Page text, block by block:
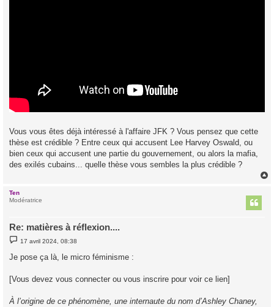
Vous vous êtes déjà intéressé à l'affaire JFK ? Vous pensez que cette
thèse est crédible ? Entre ceux qui accusent Lee Harvey Oswald, ou
bien ceux qui accusent une partie du gouvernement, ou alors la mafia,
des exilés cubains... quelle thèse vous sembles la plus crédible ?
Ten
Modératrice
Re: matières à réflexion....
M
e
e
17 avril 2024, 08:38
Je pose ça là, le micro féminisme :
[Vous devez vous connecter ou vous inscrire pour voir ce lien]
À l’origine de ce phénomène, une internaute du nom d’Ashley Chaney,